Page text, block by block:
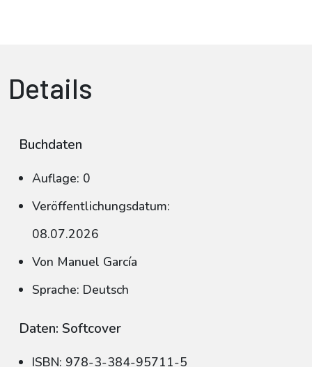
Details
Buchdaten
Auflage: 0
Veröffentlichungsdatum:
08.07.2026
Von Manuel García
Sprache: Deutsch
Daten: Softcover
ISBN: 978-3-384-95711-5